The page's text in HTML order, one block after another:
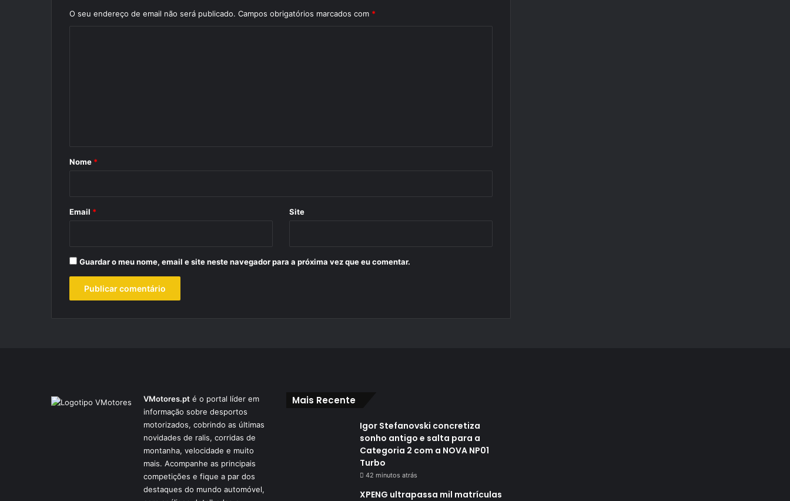
O seu endereço de email não será publicado. Campos obrigatórios marcados com *
r
*
Nome *
Email * Site
Guardar o meu nome, email e site neste navegador para a próxima vez que eu comentar.
VMotores.pt é o portal líder em
informação sobre desportos
motorizados, cobrindo as últimas
novidades de ralis, corridas de
montanha, velocidade e muito
mais. Acompanhe as principais
competições e fique a par dos
destaques do mundo automóvel,
Mais Recente
Igor Stefanovski concretiza
sonho antigo e salta para a
Categoria 2 com a NOVA NP01
Turbo
42 minutos atrás
XPENG ultrapassa mil matrículas